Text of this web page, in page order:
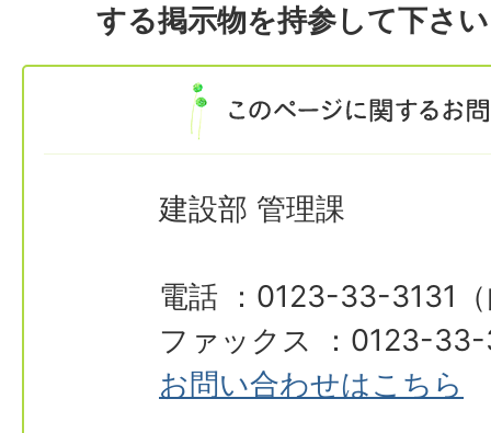
する掲示物を持参して下さ
建設部 管理課
電話 ：0123-33-3131
ファックス ：0123-
お問い合わせはこちら